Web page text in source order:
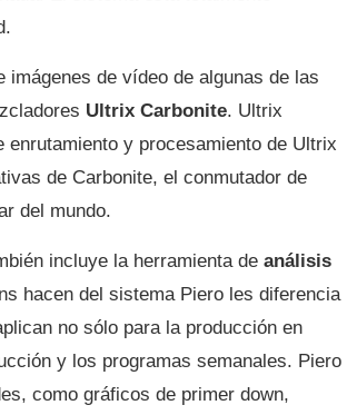
imágenes de vídeo de algunas de las
Ultrix Carbonite. Ultrix
y procesamiento de Ultrix
de Carbonite, el conmutador de
del mundo.
incluye la herramienta de análisis
hacen del sistema Piero les diferencia
no sólo para la producción en
y los programas semanales. Piero
como gráficos de primer down,